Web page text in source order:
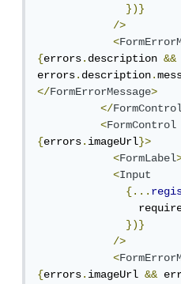
})}
/>
<
{errors.description &&
errors.description.
</FormErrorMessage>
</
<FormControl
{errors.imageUrl}>
<FormLabel
<Input
{...
})}
/>
<
{errors.imageUrl &&